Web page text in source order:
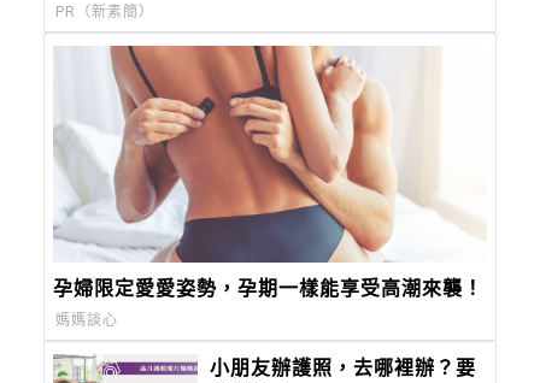
PR（新素簡）
孕婦限定愛愛姿勢，孕期一樣能享受高潮來襲！
媽媽談心
小朋友辦護照，去哪裡辦？要